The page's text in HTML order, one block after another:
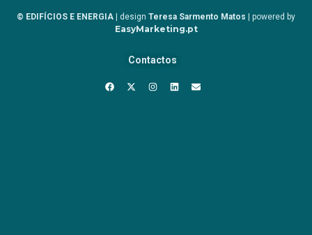
© EDIFÍCIOS E ENERGIA | design Teresa Sarmento Matos | powered by
EasyMarketing.pt
Contactos